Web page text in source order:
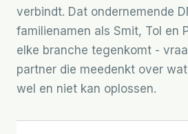
verbindt. Dat ondernemende
familienamen als Smit, Tol en
elke branche tegenkomt -
partner die meedenkt over
wel en niet kan oplossen.